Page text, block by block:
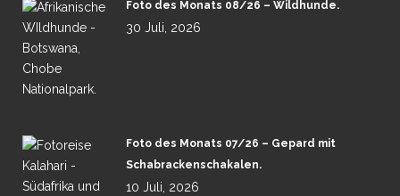
Foto des Monats 08/26 – Wildhunde.
30 Juli, 2026
Foto des Monats 07/26 – Gepard mit
Schabrackenschakalen.
10 Juli, 2026